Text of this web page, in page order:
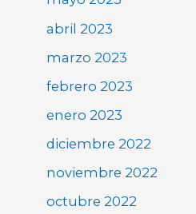
abril 2023
marzo 2023
febrero 2023
enero 2023
diciembre 2022
noviembre 2022
octubre 2022